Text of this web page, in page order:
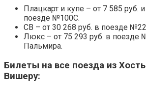
Плацкарт и купе – от 7 585 руб.
поезде №100С.
СВ – от 30 268 руб. в поезде
Люкс – от 75 293 руб. в поезде
Пальмира.
Билеты на все поезда из
Вишеру: